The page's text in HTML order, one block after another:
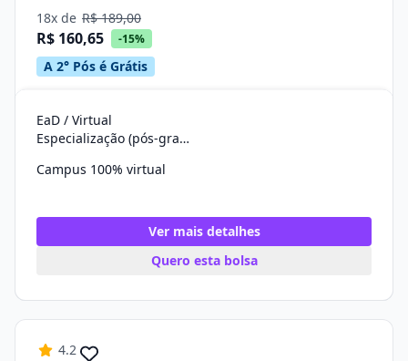
18x de R$ 189,00
R$ 160,65 -15%
A 2° Pós é Grátis
EaD / Virtual
Especialização (pós-graduação)
Campus 100% virtual
Ver mais detalhes
Quero esta bolsa
4.2